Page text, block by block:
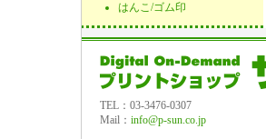
はんこ/ゴム印
TEL：03-3476-0307
Mail： info@p-sun.co.jp